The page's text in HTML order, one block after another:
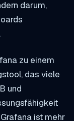
darum,
zu einem
das viele
und
ist mehr